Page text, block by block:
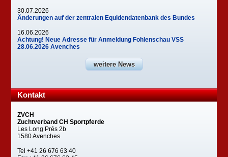
30.07.2026
Änderungen auf der zentralen Equidendatenbank des Bundes
16.06.2026
Achtung! Neue Adresse für Anmeldung Fohlenschau VSS
28.06.2026 Avenches
weitere News
Kontakt
ZVCH
Zuchtverband CH Sportpferde
Les Long Prés 2b
1580 Avenches
Tel +41 26 676 63 40